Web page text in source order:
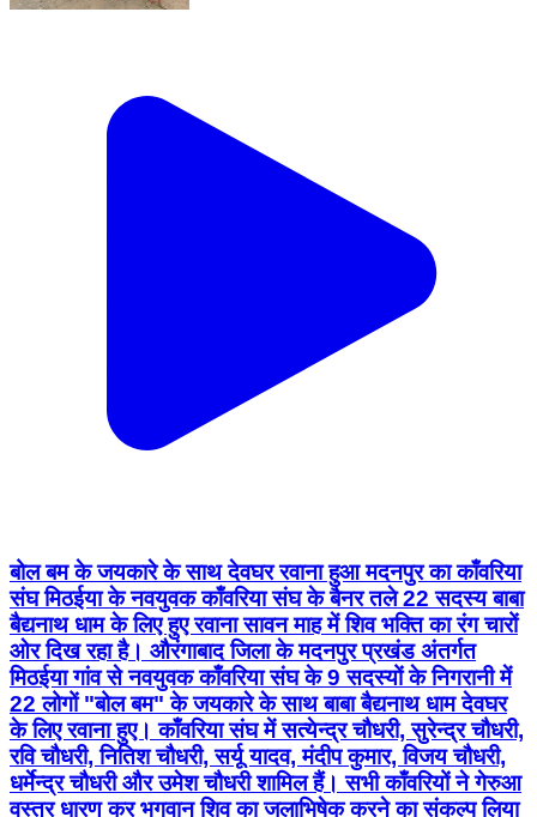
बोल बम के जयकारे के साथ देवघर रवाना हुआ मदनपुर का काँवरिया
संघ मिठईया के नवयुवक काँवरिया संघ के बैनर तले 22 सदस्य बाबा
बैद्यनाथ धाम के लिए हुए रवाना सावन माह में शिव भक्ति का रंग चारों
ओर दिख रहा है। औरंगाबाद जिला के मदनपुर प्रखंड अंतर्गत
मिठईया गांव से नवयुवक काँवरिया संघ के 9 सदस्यों के निगरानी में
22 लोगों "बोल बम" के जयकारे के साथ बाबा बैद्यनाथ धाम देवघर
के लिए रवाना हुए। काँवरिया संघ में सत्येन्द्र चौधरी, सुरेन्द्र चौधरी,
रवि चौधरी, नितिश चौधरी, सर्यू यादव, मंदीप कुमार, विजय चौधरी,
धर्मेन्द्र चौधरी और उमेश चौधरी शामिल हैं। सभी काँवरियों ने गेरुआ
वस्त्र धारण कर भगवान शिव का जलाभिषेक करने का संकल्प लिया